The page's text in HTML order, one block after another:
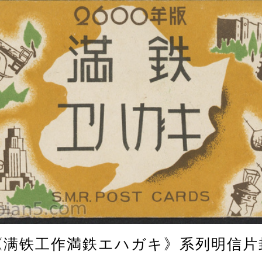
铁工作満鉄エハガキ》系列明信片